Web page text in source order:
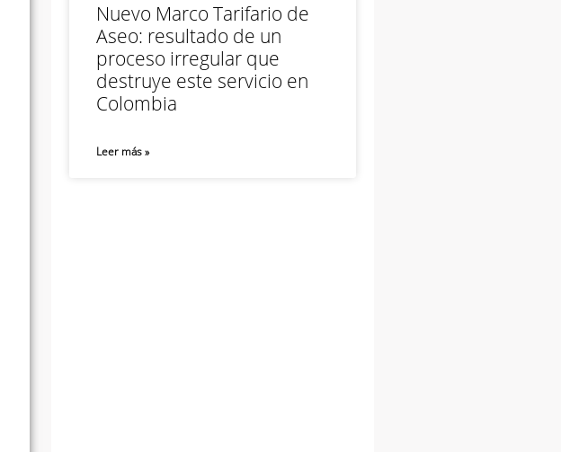
Nuevo Marco Tarifario de
Aseo: resultado de un
proceso irregular que
destruye este servicio en
Colombia
Leer más »